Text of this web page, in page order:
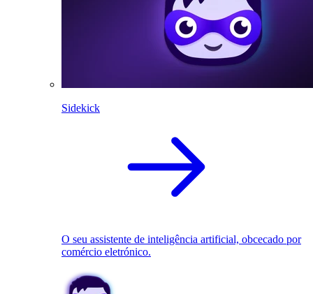
Sidekick
O seu assistente de inteligência artificial, obcecado por
comércio eletrónico.